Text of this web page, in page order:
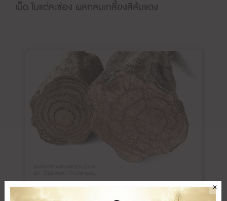
เม็ด ในแต่ละช่อง ผลกลมเกลี้ยงสีส้มแดง
ลำต้นกำแพงเจ็ดชั้น ✕